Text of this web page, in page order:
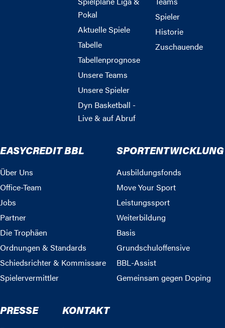
Pokal
Aktuelle Spiele
Tabelle
Tabellenprognose
Unsere Teams
Unsere Spieler
Dyn Basketball -
Live & auf Abruf
Spieler
Historie
Zuschauende
EASYCREDIT BBL
Über Uns
Office-Team
Jobs
Partner
Die Trophäen
Ordnungen & Standards
Schiedsrichter & Kommissare
Spielervermittler
SPORTENTWICKLUNG
Ausbildungsfonds
Move Your Sport
Leistungssport
Weiterbildung
Basis
Grundschuloffensive
BBL-Assist
Gemeinsam gegen Doping
PRESSE KONTAKT